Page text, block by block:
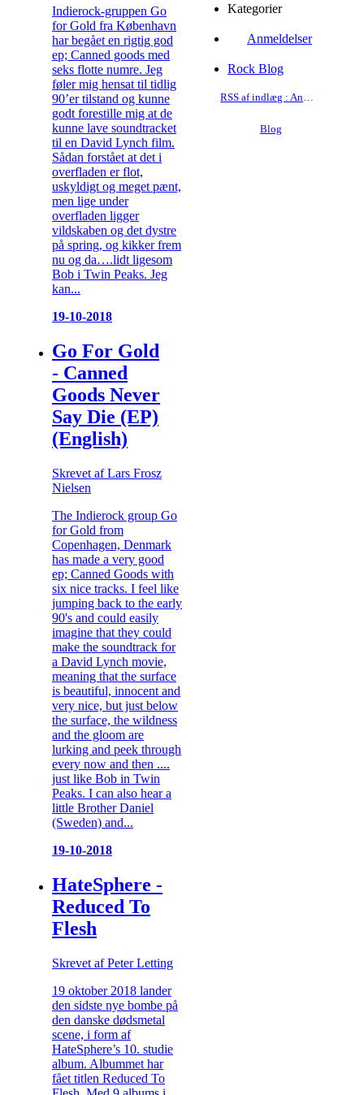
Indierock-gruppen Go
for Gold fra København
har begået en rigtig god
ep; Canned goods med
seks flotte numre. Jeg
føler mig hensat til tidlig
90’er tilstand og kunne
godt forestille mig at de
kunne lave soundtracket
til en David Lynch film.
Sådan forstået at det i
overfladen er flot,
uskyldigt og meget pænt,
men lige under
overfladen ligger
vildskaben og det dystre
på spring, og kikker frem
nu og da….lidt ligesom
Bob i Twin Peaks. Jeg
kan...
19-10-2018
Go For Gold
- Canned
Goods Never
Say Die (EP)
(English)
Skrevet af Lars Frosz
Nielsen
The Indierock group Go
for Gold from
Copenhagen, Denmark
has made a very good
ep; Canned Goods with
six nice tracks. I feel like
jumping back to the early
90's and could easily
imagine that they could
make the soundtrack for
a David Lynch movie,
meaning that the surface
is beautiful, innocent and
very nice, but just below
the surface, the wildness
and the gloom are
lurking and peek through
every now and then ....
just like Bob in Twin
Peaks. I can also hear a
little Brother Daniel
(Sweden) and...
19-10-2018
HateSphere -
Reduced To
Flesh
Skrevet af Peter Letting
19 oktober 2018 lander
den sidste nye bombe på
den danske dødsmetal
scene, i form af
HateSphere’s 10. studie
album. Albummet har
fået titlen Reduced To
Kategorier
Anmeldelser
Rock Blog
RSS af indlæg : Anmeldelser
Blog